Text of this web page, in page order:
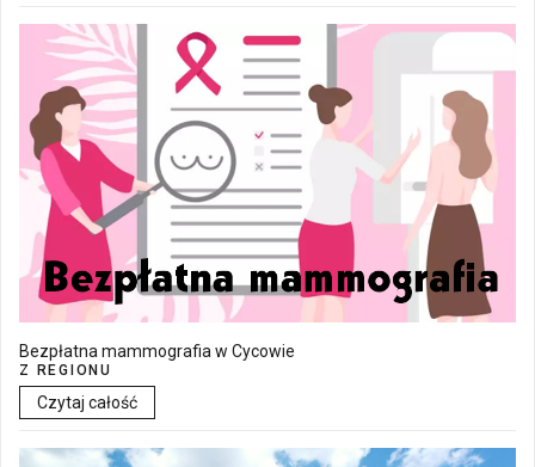
Bezpłatna mammografia w Cycowie
Z REGIONU
Czytaj całość